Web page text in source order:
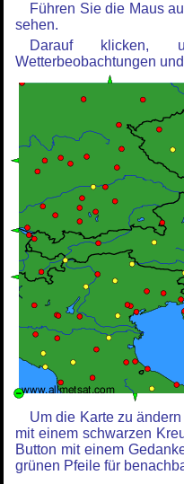
Führen Sie die Maus
sehen.
Darauf klicken,
Wetterbeobachtungen
Um die Karte zu
mit einem schwarzen
Button mit einem
grünen Pfeile für